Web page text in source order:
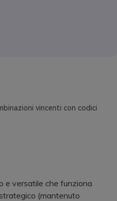
vincenti con codici
e versatile che funziona
(mantenuto